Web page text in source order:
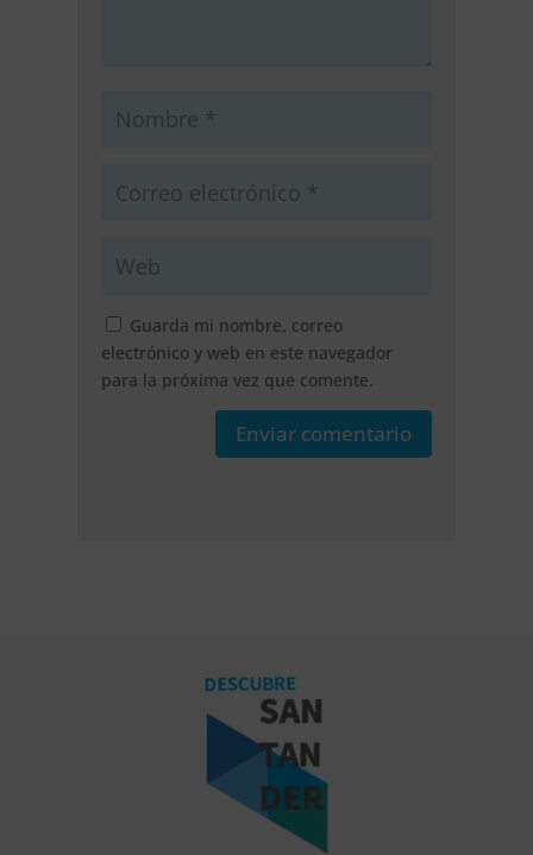
Guarda mi nombre, correo
electrónico y web en este navegador
para la próxima vez que comente.
Enviar comentario